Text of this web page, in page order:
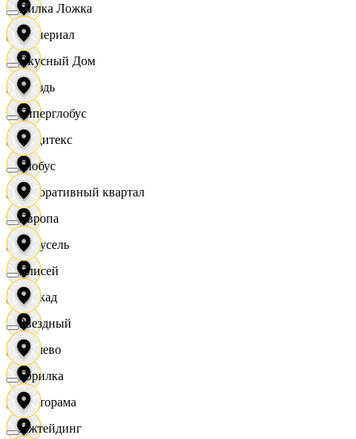
Империал
Гроздь
Индитекс
Декоративный квартал
Карусель
Каскад
Дёшево
Касторама
Вилка Ложка
Вкусный Дом
Гиперглобус
Глобус
Европа
Елисей
Звездный
Горилка
Ижтейдинг